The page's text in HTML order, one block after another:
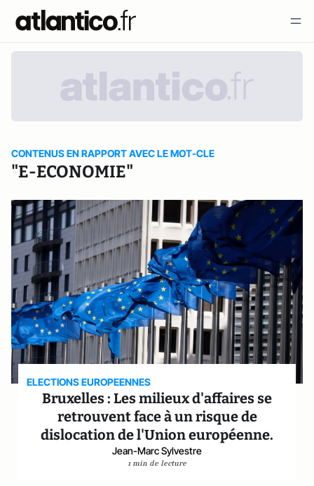
CONTENUS EN RAPPORT AVEC LE MOT-CLE
"E-ECONOMIE"
ELECTIONS EUROPEENNES
Bruxelles : Les milieux d'affaires se
retrouvent face à un risque de
dislocation de l'Union européenne.
Jean-Marc Sylvestre
1 min de lecture